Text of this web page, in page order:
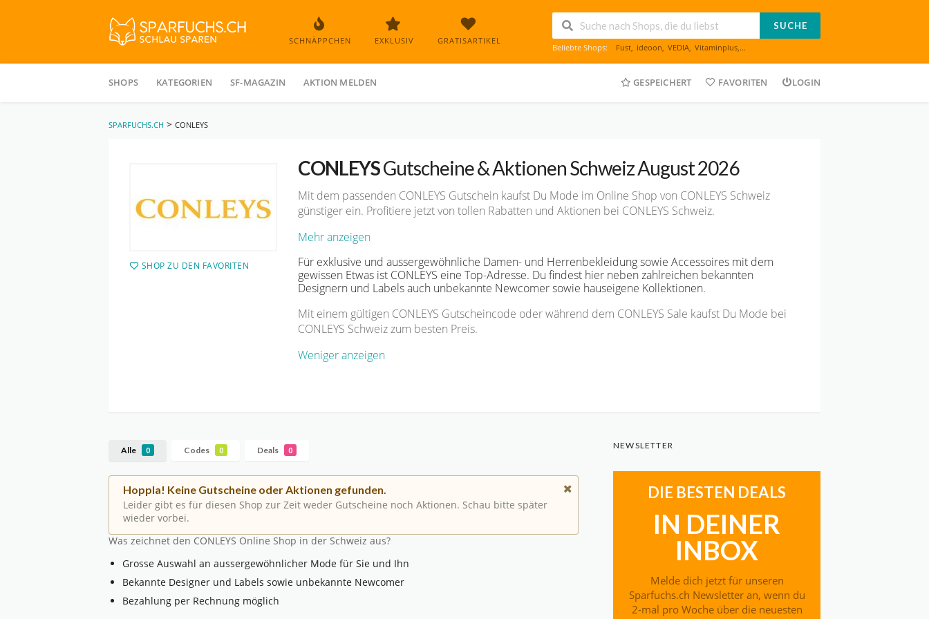
SCHNÄPPCHEN EXKLUSIV GRATISARTIKEL
SUCHE
Beliebte Shops: Fust, ideoon, VEDIA, Vitaminplus,...
to
SHOPS KATEGORIEN SF-MAGAZIN AKTION MELDEN GESPEICHERT FAVORITEN LOGIN
SPARFUCHS.CH > CONLEYS
SHOP ZU DEN FAVORITEN
CONLEYSGutscheine & Aktionen Schweiz August 2026
Mit dem passenden CONLEYS Gutschein kaufst Du Mode im Online Shop von CONLEYS Schweiz
günstiger ein. Profitiere jetzt von tollen Rabatten und Aktionen bei CONLEYS Schweiz.
Mehr anzeigen
Für exklusive und aussergewöhnliche Damen- und Herrenbekleidung sowie Accessoires mit dem
gewissen Etwas ist CONLEYS eine Top-Adresse. Du findest hier neben zahlreichen bekannten
Designern und Labels auch unbekannte Newcomer sowie hauseigene Kollektionen.
Mit einem gültigen CONLEYS Gutscheincode oder während dem CONLEYS Sale kaufst Du Mode bei
CONLEYS Schweiz zum besten Preis.
Weniger anzeigen
Alle 0 Codes 0 Deals 0
Hoppla! Keine Gutscheine oder Aktionen gefunden.
Leider gibt es für diesen Shop zur Zeit weder Gutscheine noch Aktionen. Schau bitte später
wieder vorbei.
Was zeichnet den CONLEYS Online Shop in der Schweiz aus?
Grosse Auswahl an aussergewöhnlicher Mode für Sie und Ihn
Bekannte Designer und Labels sowie unbekannte Newcomer
Bezahlung per Rechnung möglich
NEWSLETTER
DIE BESTEN DEALS
IN DEINER
INBOX
Melde dich jetzt für unseren
Sparfuchs.ch Newsletter an, wenn du
2-mal pro Woche über die neuesten